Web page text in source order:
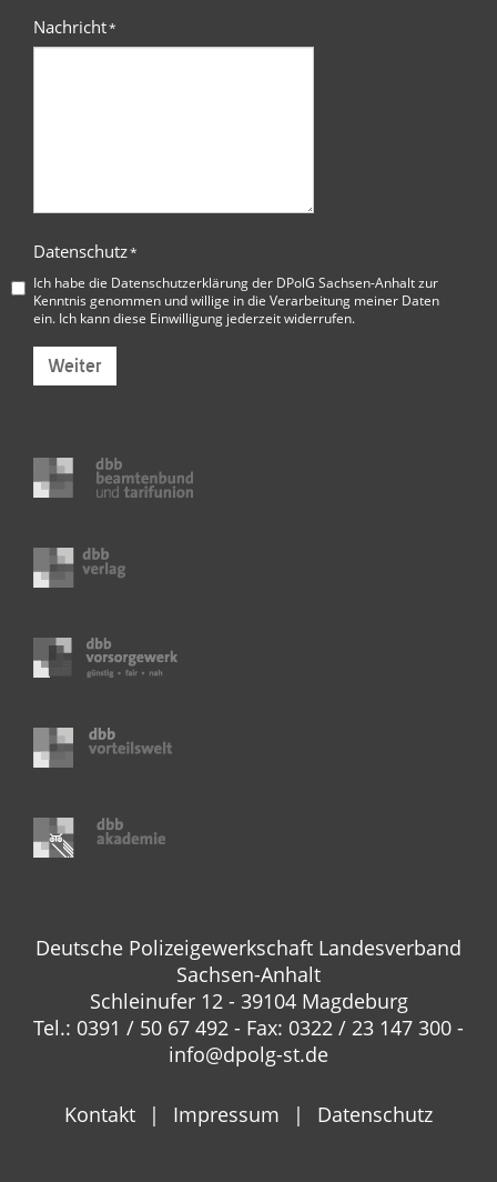
Nachricht*
Datenschutz*
Ich habe die Datenschutzerklärung der DPolG Sachsen-Anhaltzur
Kenntnis genommen und willige in die Verarbeitung meiner Daten
ein. Ich kann diese Einwilligung jederzeit widerrufen.
Weiter
Deutsche Polizeigewerkschaft Landesverband
Sachsen-Anhalt
Schleinufer 12 - 39104 Magdeburg
Tel.: 0391 / 50 67 492 - Fax: 0322 / 23 147 300 -
info@dpolg-st.de
Kontakt Impressum Datenschutz